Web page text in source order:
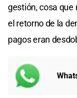
gestión, cosa que
el retorno de la
pagos eran